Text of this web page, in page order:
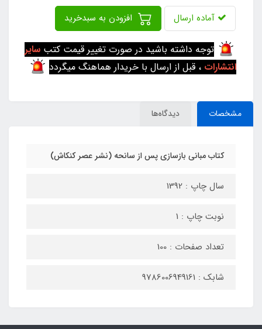
آماده ارسال
توجه داشته باشید در صورت تغییر قیمت کتب سایر
انتشارات ، قبل از ارسال با خریدار هماهنگ میگردد
مشخصات دیدگاه‌ها
کتاب مبانی بازسازی پس از سانحه (نشر عصر کنکاش)
سال چاپ : 1392
نوبت چاپ : 1
تعداد صفحات : 100
شابک : 9786006949161